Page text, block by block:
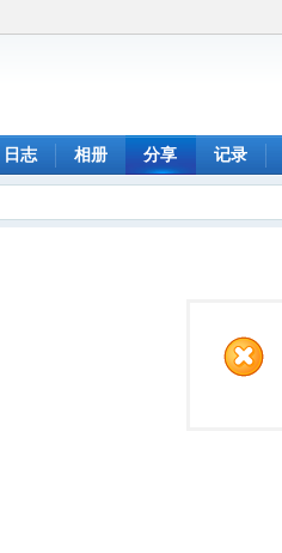
日志 相册 分享 记录